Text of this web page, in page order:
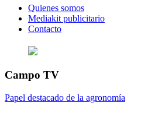
Quienes somos
Mediakit publicitario
Contacto
Campo TV
Papel destacado de la agronomía